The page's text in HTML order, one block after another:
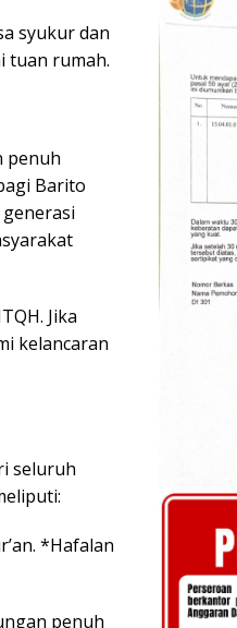
syukur dan
tuan rumah.
penuh
Barito
Jika
kelancaran
seluruh
*Hafalan
penuh